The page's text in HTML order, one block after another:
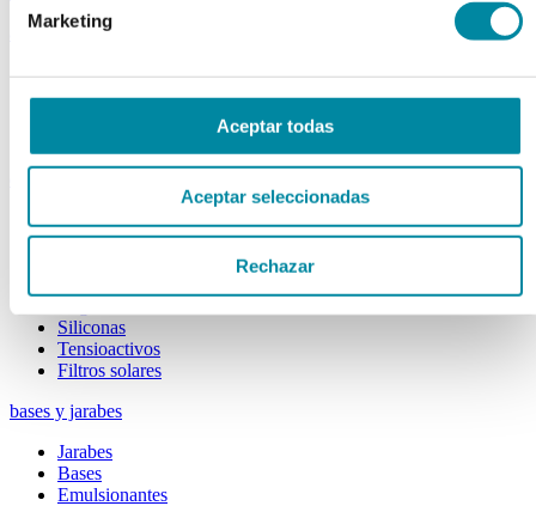
Marketing
Aceptar todas
Aceptar seleccionadas
Rechazar
activos
Vitaminas
Producto Exclusivo Farmacéutico
Principios Activos Cosméticos
Principios Activos Farmacéuticos Especiales
Colorantes
Epesantes y Gelificantes
Siliconas
Tensioactivos
Filtros solares
bases y jarabes
Jarabes
Bases
Emulsionantes